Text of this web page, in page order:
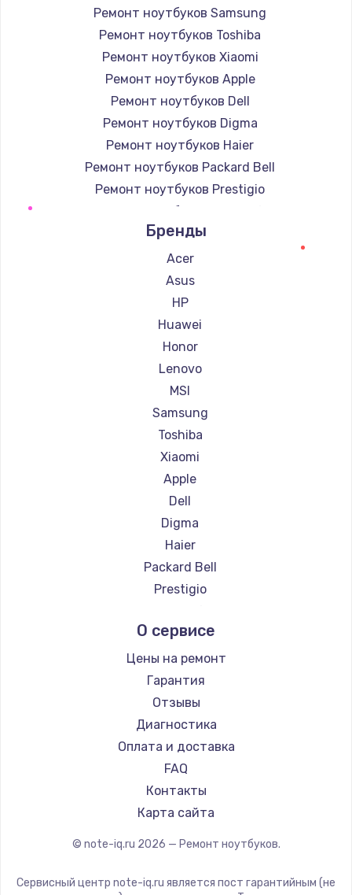
Ремонт ноутбуков Samsung
Ремонт ноутбуков Toshiba
Ремонт ноутбуков Xiaomi
Ремонт ноутбуков Apple
Ремонт ноутбуков Dell
Ремонт ноутбуков Digma
Ремонт ноутбуков Haier
Ремонт ноутбуков Packard Bell
Ремонт ноутбуков Prestigio
Ремонт ноутбуков Microsoft
Ремонт ноутбуков Alienware
Ремонт ноутбуков Aquarius
Ремонт ноутбуков Gigabyte
Ремонт ноутбуков Aorus
Ремонт ноутбуков Maibenben
Ремонт ноутбуков Getac
Ремонт ноутбуков Epson
Ремонт ноутбуков Philips
Ремонт ноутбуков LG
Ремонт ноутбуков Panasonic
Ремонт ноутбуков Irbis
Ремонт ноутбуков Thunderobot
Ремонт ноутбуков Hasee
Ремонт ноутбуков ZTE
Ремонт ноутбуков Hiper
Ремонт ноутбуков Evga
Ремонт ноутбуков Google
Ремонт ноутбуков Ardor
Ремонт ноутбуков Predator
Ремонт ноутбуков iru
Ремонт ноутбуков Machenike
Ремонт ноутбуков DEXP
Ремонт ноутбуков Teclast
Ремонт ноутбуков CHUWI
Ремонт ноутбуков Colorful
Бренды
Acer
Asus
HP
Huawei
Honor
Lenovo
MSI
Samsung
Toshiba
Xiaomi
Apple
Dell
Digma
Haier
Packard Bell
Prestigio
Alienware
Aquarius
Gigabyte
Aorus
Maibenben
Getac
Epson
Philips
LG
Thunderobot
О сервисе
Цены на ремонт
Гарантия
Отзывы
Диагностика
Оплата и доставка
FAQ
Контакты
Карта сайта
© note-iq.ru 2026 — Ремонт ноутбуков.
Сервисный центр note-iq.ru является пост гарантийным (не